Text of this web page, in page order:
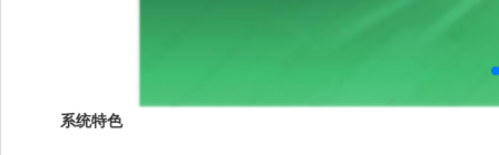
系统特色